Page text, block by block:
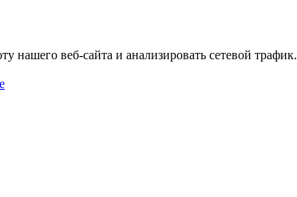
веб-сайта и анализировать сетевой трафик.